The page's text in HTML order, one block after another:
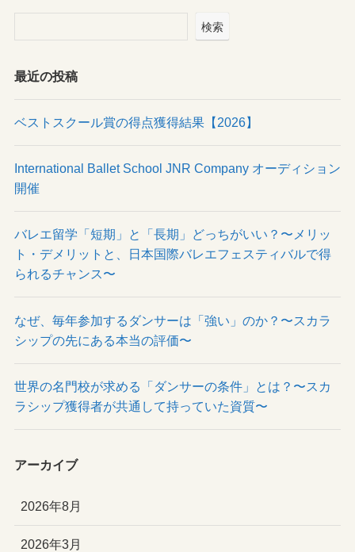
検索
最近の投稿
ベストスクール賞の得点獲得結果【2026】
International Ballet School JNR Company オーディション
開催
バレエ留学「短期」と「長期」どっちがいい？〜メリッ
ト・デメリットと、日本国際バレエフェスティバルで得
られるチャンス〜
なぜ、毎年参加するダンサーは「強い」のか？〜スカラ
シップの先にある本当の評価〜
世界の名門校が求める「ダンサーの条件」とは？〜スカ
ラシップ獲得者が共通して持っていた資質〜
アーカイブ
2026年8月
2026年3月